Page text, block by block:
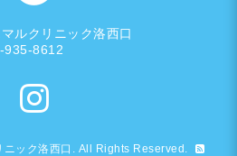
ルクリニック洛西口
935-8612
ック洛西口 . All Rights Reserved.